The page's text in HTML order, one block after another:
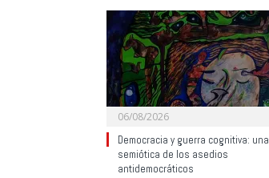
06/08/2026
Democracia y guerra cognitiva: una
semiótica de los asedios
antidemocráticos